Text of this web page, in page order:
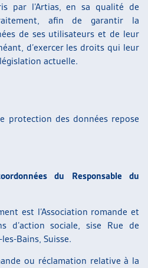
par l’Artias, en sa qualité de
afin de garantir la
de ses utilisateurs et de leur
d’exercer les droits qui leur
actuelle.
protection des données repose
du Responsable du
est l’Association romande et
d’action sociale, sise Rue de
Bains, Suisse.
ou réclamation relative à la